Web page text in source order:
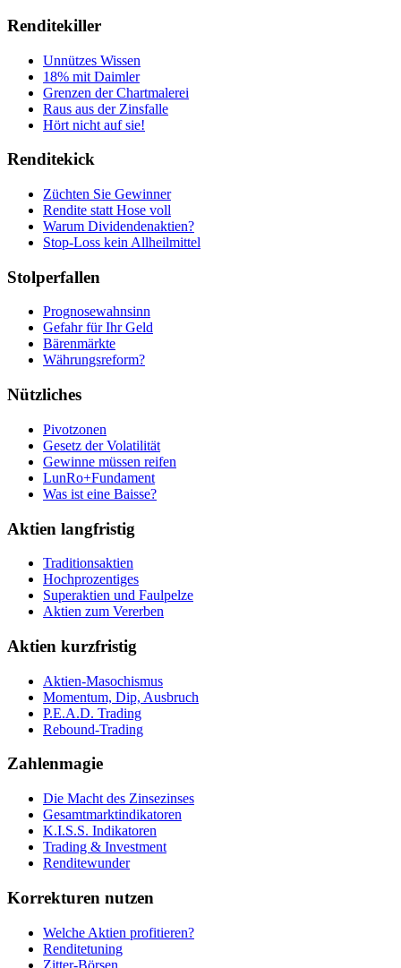
Renditekiller
Unnützes Wissen
18% mit Daimler
Grenzen der Chartmalerei
Raus aus der Zinsfalle
Hört nicht auf sie!
Renditekick
Züchten Sie Gewinner
Rendite statt Hose voll
Warum Dividendenaktien?
Stop-Loss kein Allheilmittel
Stolperfallen
Prognosewahnsinn
Gefahr für Ihr Geld
Bärenmärkte
Währungsreform?
Nützliches
Pivotzonen
Gesetz der Volatilität
Gewinne müssen reifen
LunRo+Fundament
Was ist eine Baisse?
Aktien langfristig
Traditionsaktien
Hochprozentiges
Superaktien und Faulpelze
Aktien zum Vererben
Aktien kurzfristig
Aktien-Masochismus
Momentum, Dip, Ausbruch
P.E.A.D. Trading
Rebound-Trading
Zahlenmagie
Die Macht des Zinsezinses
Gesamtmarktindikatoren
K.I.S.S. Indikatoren
Trading & Investment
Renditewunder
Korrekturen nutzen
Welche Aktien profitieren?
Renditetuning
Zitter-Börsen